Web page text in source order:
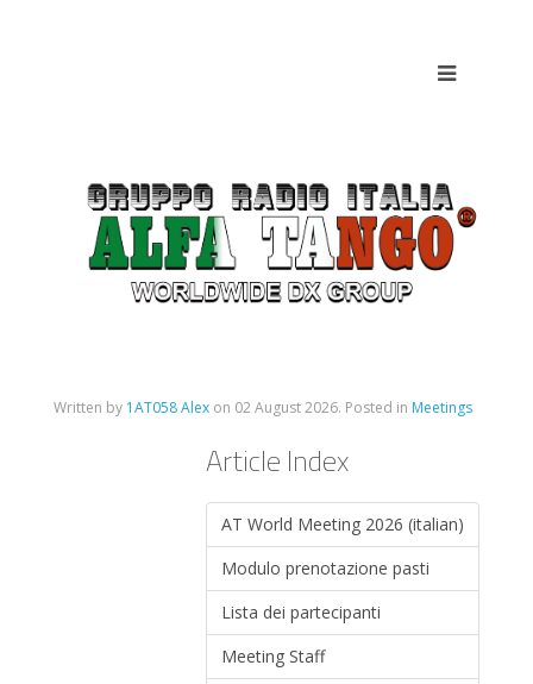
Written by 1AT058 Alex on 02 August 2026. Posted in Meetings
Article Index
AT World Meeting 2026 (italian)
Modulo prenotazione pasti
Lista dei partecipanti
Meeting Staff